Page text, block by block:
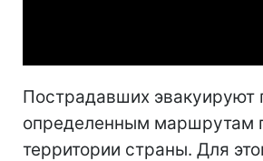
Пострадавших эвакуируют
определенным маршрутам
территории страны. Для